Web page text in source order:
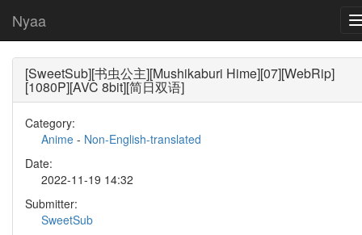
Nyaa
[SweetSub][书虫公主][Mushikaburi Hime][07][WebRip]
[1080P][AVC 8bit][简日双语]
Category:
Anime - Non-English-translated
Date:
2022-11-19 14:32
Submitter:
SweetSub